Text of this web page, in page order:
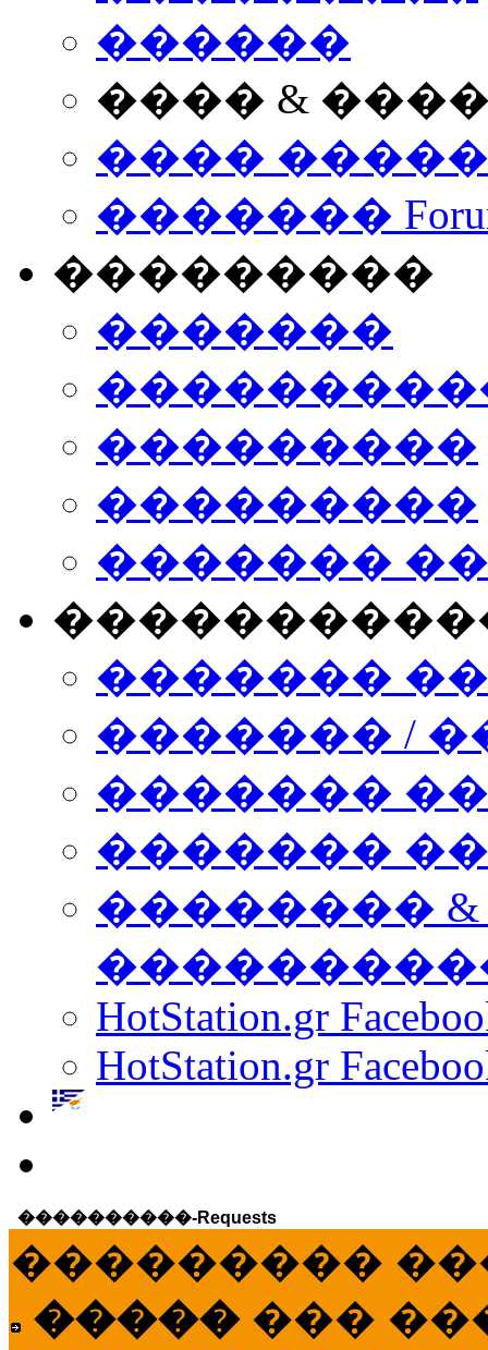
������
���� &
����
�������
���������
�������
���������
���������
�������
�������
������� /
�������
������� ���
��������
HotStation.gr
HotStation.gr
����������-Requests
���������
����� ���